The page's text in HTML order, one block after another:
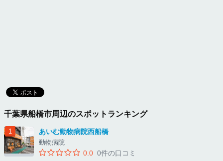
千葉県船橋市周辺のスポットランキング
あいむ動物病院西船橋
動物病院
0.0 0件の口コミ